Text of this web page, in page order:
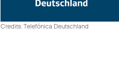
Credits: Telefónica Deutschland